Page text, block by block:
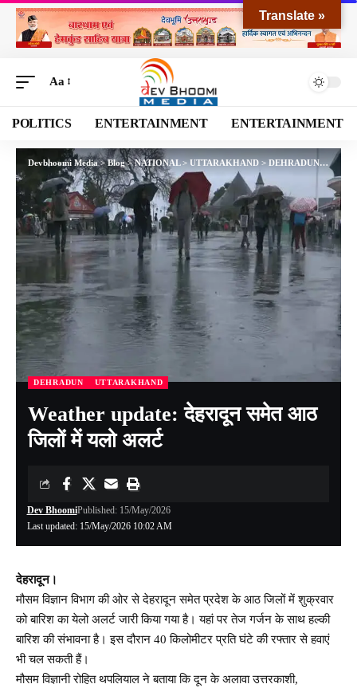
Aa
POLITICS ENTERTAINMENT ENTERTAINMENT
Devbhoomi Media>Blog>NATIONAL>UTTARAKHAND > DEHRADUN>
DEHRADUN UTTARAKHAND
Weather update: देहरादून समेत आठ
जिलों में यलो अलर्ट
Last updated: 15/May/2026 10:02 AM
Dev BhoomiPublished: 15/May/2026
देहरादून।
मौसम विज्ञान विभाग की ओर से देहरादून समेत प्रदेश के आठ जिलों में शुक्रवार
को बारिश का येलो अलर्ट जारी किया गया है। यहां पर तेज गर्जन के साथ हल्की
बारिश की संभावना है। इस दौरान 40 किलोमीटर प्रति घंटे की रफ्तार से हवाएं
भी चल सकती हैं।
मौसम विज्ञानी रोहित थपलियाल ने बताया कि दून के अलावा उत्तरकाशी,
Translate »